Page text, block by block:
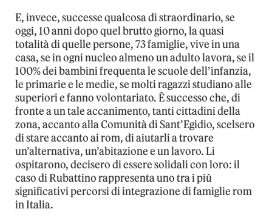
E, invece, successe qualcosa di straordinario, se
oggi, 10 anni dopo quel brutto giorno, la quasi
totalità di quelle persone, 73 famiglie, vive in una
casa, se in ogni nucleo almeno un adulto lavora, se il
100% dei bambini frequenta le scuole dell’infanzia,
le primarie e le medie, se molti ragazzi studiano alle
superiori e fanno volontariato. È successo che, di
fronte a un tale accanimento, tanti cittadini della
zona, accanto alla Comunità di Sant’Egidio, scelsero
di stare accanto ai rom, di aiutarli a trovare
un’alternativa, un’abitazione e un lavoro. Li
ospitarono, decisero di essere solidali con loro: il
caso di Rubattino rappresenta uno tra i più
significativi percorsi di integrazione di famiglie rom
in Italia.